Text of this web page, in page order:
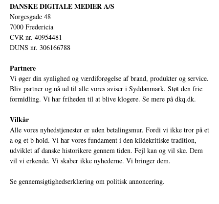
DANSKE DIGITALE MEDIER A/S
Norgesgade 48
7000 Fredericia
CVR nr. 40954481
DUNS nr. 306166788
Partnere
Vi øger din synlighed og værdiforøgelse af brand, produkter og service.
Bliv partner og nå ud til alle vores aviser i Syddanmark. Støt den frie
formidling. Vi har friheden til at blive klogere. Se mere på dkq.dk.
Vilkår
Alle vores nyhedstjenester er uden betalingsmur. Fordi vi ikke tror på et
a og et b hold. Vi har vores fundament i den kildekritiske tradition,
udviklet af danske historikere gennem tiden. Fejl kan og vil ske. Dem
vil vi erkende. Vi skaber ikke nyhederne. Vi bringer dem.
Se gennemsigtighedserklæring om politisk annoncering.